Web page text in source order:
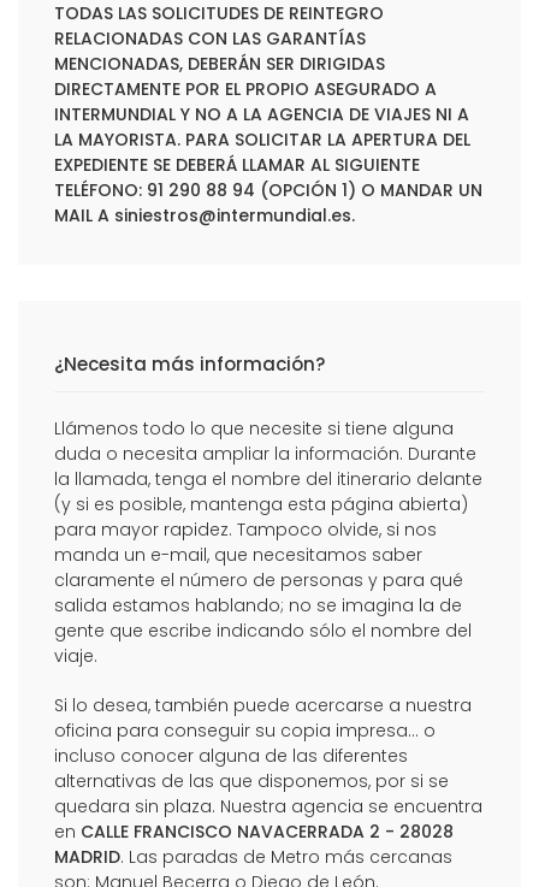
TODAS LAS SOLICITUDES DE REINTEGRO
RELACIONADAS CON LAS GARANTÍAS
MENCIONADAS, DEBERÁN SER DIRIGIDAS
DIRECTAMENTE POR EL PROPIO ASEGURADO A
INTERMUNDIAL Y NO A LA AGENCIA DE VIAJES NI A
LA MAYORISTA. PARA SOLICITAR LA APERTURA DEL
EXPEDIENTE SE DEBERÁ LLAMAR AL SIGUIENTE
TELÉFONO: 91 290 88 94 (OPCIÓN 1) O MANDAR UN
MAIL A siniestros@intermundial.es.
¿Necesita más información?
Llámenos todo lo que necesite si tiene alguna
duda o necesita ampliar la información. Durante
la llamada, tenga el nombre del itinerario delante
(y si es posible, mantenga esta página abierta)
para mayor rapidez. Tampoco olvide, si nos
manda un e-mail, que necesitamos saber
claramente el número de personas y para qué
salida estamos hablando; no se imagina la de
gente que escribe indicando sólo el nombre del
viaje.
Si lo desea, también puede acercarse a nuestra
oficina para conseguir su copia impresa... o
incluso conocer alguna de las diferentes
alternativas de las que disponemos, por si se
quedara sin plaza. Nuestra agencia se encuentra
en CALLE FRANCISCO NAVACERRADA 2 - 28028
MADRID. Las paradas de Metro más cercanas
son: Manuel Becerra o Diego de León.